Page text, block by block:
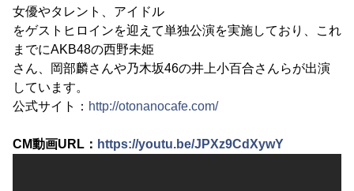
女優やタレント、アイドル
をゲストヒロインを迎えて単独公演を実施しており、これ
までにAKB48の西野未姫
さん、岡部麟さんや乃木坂46の井上小百合さんらが出演
しています。
公式サイト： http://otonanocafe.com/
CM動画URL： https://youtu.be/JPXz9CdXywY